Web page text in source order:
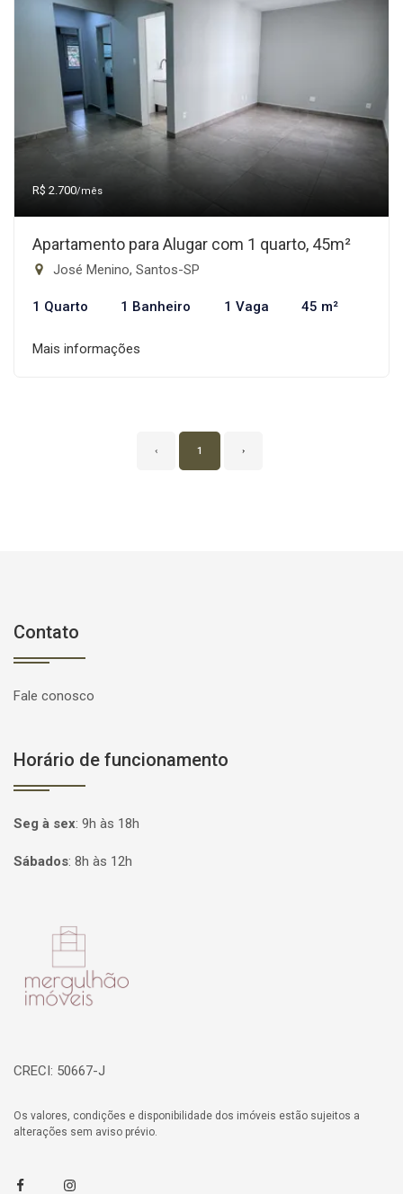
R$ 2.700/mês
Apartamento para Alugar com 1 quarto, 45m²
José Menino, Santos-SP
1 Quarto 1 Banheiro 1 Vaga 45 m²
Mais informações
‹ 1 ›
Contato
Fale conosco
Horário de funcionamento
Seg à sex: 9h às 18h
Sábados: 8h às 12h
CRECI: 50667-J
Os valores, condições e disponibilidade dos imóveis estão sujeitos a
alterações sem aviso prévio.
FacebookInstagram